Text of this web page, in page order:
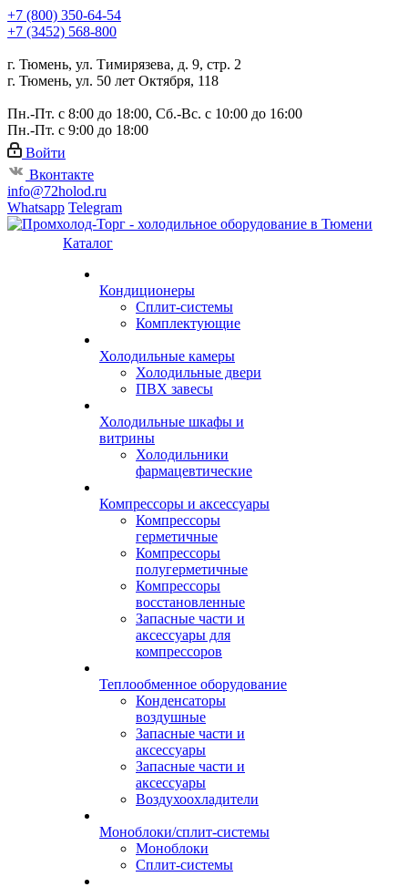
+7 (800) 350-64-54
+7 (3452) 568-800
г. Тюмень, ул. Тимирязева, д. 9, стр. 2
г. Тюмень, ул. 50 лет Октября, 118
Пн.-Пт. с 8:00 до 18:00, Сб.-Вс. с 10:00 до 16:00
Пн.-Пт. с 9:00 до 18:00
Войти
Вконтакте
info@72holod.ru
Whatsapp Telegram
Каталог
Кондиционеры
Сплит-системы
Комплектующие
Холодильные камеры
Холодильные двери
ПВХ завесы
Холодильные шкафы и
витрины
Холодильники
фармацевтические
Компрессоры и аксессуары
Компрессоры
герметичные
Компрессоры
полугерметичные
Компрессоры
восстановленные
Запасные части и
аксессуары для
компрессоров
Теплообменное оборудование
Конденсаторы
воздушные
Запасные части и
аксессуары
Запасные части и
аксессуары
Воздухоохладители
Моноблоки/сплит-системы
Моноблоки
Сплит-системы